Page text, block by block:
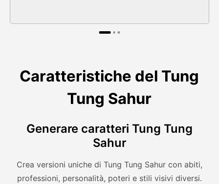
Caratteristiche del Tung
Tung Sahur
Generare caratteri Tung Tung
Sahur
Crea versioni uniche di Tung Tung Sahur con abiti,
professioni, personalità, poteri e stili visivi diversi.